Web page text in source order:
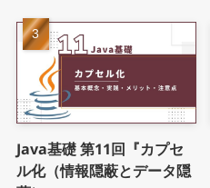
Java基礎 第11回『カプセ
ル化（情報隠蔽とデータ隠